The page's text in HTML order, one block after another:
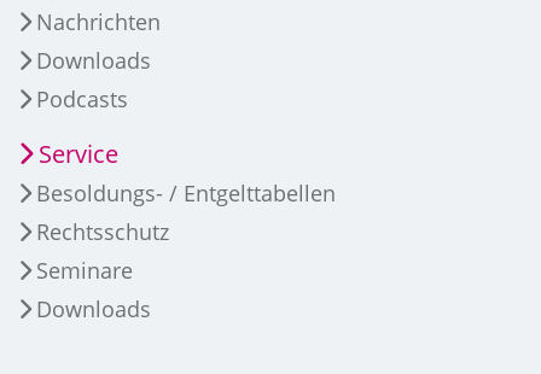
Nachrichten
Downloads
Podcasts
Service
Besoldungs- / Entgelttabellen
Rechtsschutz
Seminare
Downloads